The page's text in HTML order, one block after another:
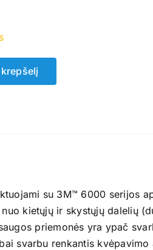
krepšelį
su 3M™ 6000 serijos
kietųjų ir skystųjų dalelių
priemonės yra ypač
svarbu renkantis